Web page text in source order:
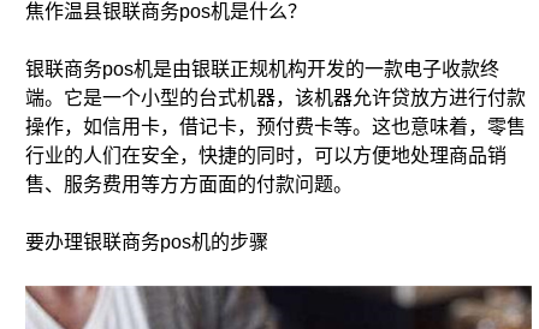
焦作温县银联商务pos机是什么？
银联商务pos机是由银联正规机构开发的一款电子收款终
端。它是一个小型的台式机器，该机器允许贷放方进行付款
操作，如信用卡，借记卡，预付费卡等。这也意味着，零售
行业的人们在安全，快捷的同时，可以方便地处理商品销
售、服务费用等方方面面的付款问题。
要办理银联商务pos机的步骤